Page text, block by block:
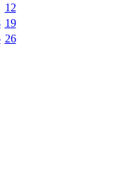
12
19
26